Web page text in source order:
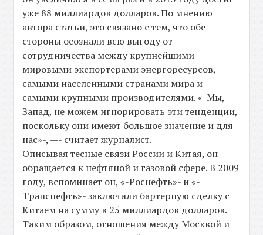
уже 88 миллиардов долларов. По мнению
автора статьи, это связано с тем, что обе
стороны осознали всю выгоду от
сотрудничества между крупнейшими
мировыми экспортерами энергоресурсов,
самыми населенными странами мира и
самыми крупными производителями. «-Мы,
Запад, не можем игнорировать эти тенденции,
поскольку они имеют большое значение и для
нас»-, —- считает журналист.
Описывая тесные связи России и Китая, он
обращается к нефтяной и газовой сфере. В 2009
году, вспоминает он, «-Роснефть»- и «-
Транснефть»- заключили бартерную сделку с
Китаем на сумму в 25 миллиардов долларов.
Таким образом, отношения между Москвой и